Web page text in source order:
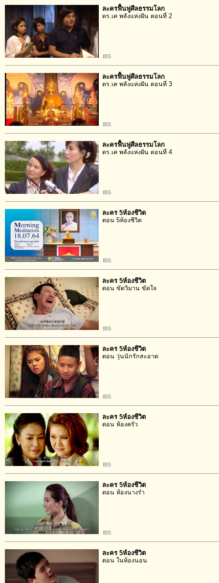
ละครฟื้นฟูศีลธรรมโลก
ดร.เค พลังแห่งฝัน ตอนที่ 2
IBS
ละครฟื้นฟูศีลธรรมโลก
ดร.เค พลังแห่งฝัน ตอนที่ 3
IBS
ละครฟื้นฟูศีลธรรมโลก
ดร.เค พลังแห่งฝัน ตอนที่ 4
IBS
ละคร 5ห้องชีวิต
ตอน 5ห้องชีวิต
IBS
ละคร 5ห้องชีวิต
ตอน ขัดวิมาน ขัดใจ
IBS
ละคร 5ห้องชีวิต
ตอน วุ่นนักรักสะอาด
IBS
ละคร 5ห้องชีวิต
ตอน ห้องครัว
IBS
ละคร 5ห้องชีวิต
ตอน ห้องนางรำ
IBS
ละคร 5ห้องชีวิต
ตอน ในห้องนอน